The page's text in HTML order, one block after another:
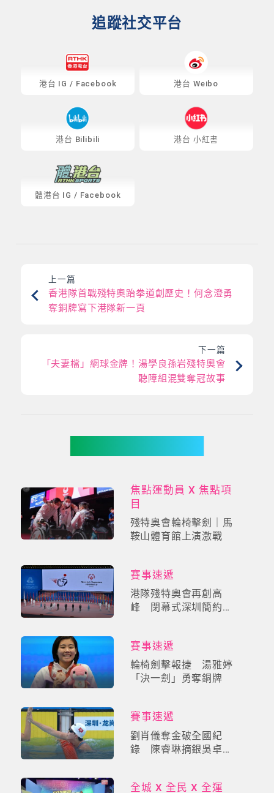
追蹤社交平台
港台 IG / Facebook 港台 Weibo
港台 Bilibili 港台 小紅書
體港台 IG / Facebook
上一篇
香港隊首戰殘特奧跆拳道創歷史！何念澄勇
奪銅牌寫下港隊新一頁
下一篇
「夫妻檔」網球金牌！湯學良孫岩殘特奧會
聽障組混雙奪冠故事
焦點運動員 X 焦點項
目
殘特奧會輪椅擊劍｜馬
鞍山體育館上演激戰
賽事速遞
港隊殘特奧會再創高
峰 閉幕式深圳簡約舉
賽事速遞
輪椅劍擊報捷 湯雅婷
「決一劍」勇奪銅牌
賽事速遞
劉肖儀奪金破全國紀
錄 陳睿琳摘銀吳卓恩
全城 X 全民 X 全運